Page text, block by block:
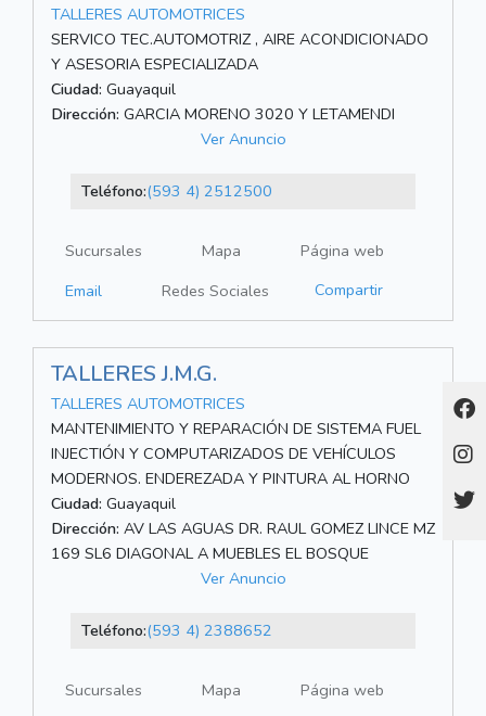
TALLERES AUTOMOTRICES
SERVICO TEC.AUTOMOTRIZ , AIRE ACONDICIONADO
Y ASESORIA ESPECIALIZADA
Ciudad: Guayaquil
Dirección: GARCIA MORENO 3020 Y LETAMENDI
Ver Anuncio
Teléfono:(593 4) 2512500
Sucursales Mapa
Página web
Email
Redes Sociales Compartir
TALLERES J.M.G.
TALLERES AUTOMOTRICES
MANTENIMIENTO Y REPARACIÓN DE SISTEMA FUEL
INJECTIÓN Y COMPUTARIZADOS DE VEHÍCULOS
MODERNOS. ENDEREZADA Y PINTURA AL HORNO
Ciudad: Guayaquil
Dirección: AV LAS AGUAS DR. RAUL GOMEZ LINCE MZ
169 SL6 DIAGONAL A MUEBLES EL BOSQUE
Ver Anuncio
Teléfono:(593 4) 2388652
Sucursales Mapa
Página web